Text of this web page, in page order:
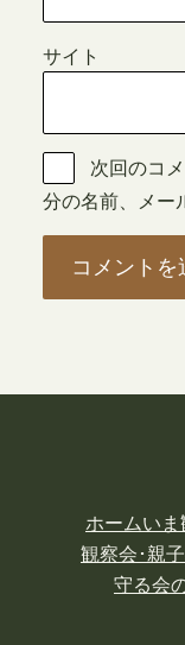
サイト
次回のコ
分の名前、メー
ホームい
観察会･親
守る会